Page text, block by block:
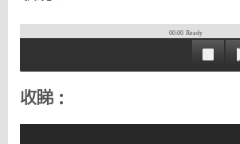
00:00 Ready
收睇：